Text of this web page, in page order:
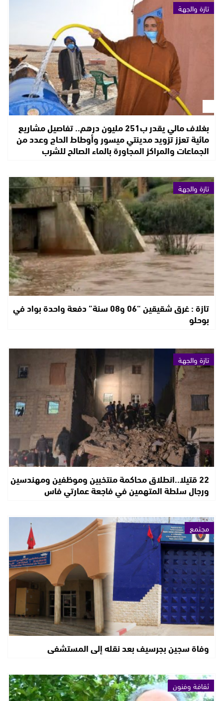
تازة والجهة
بغلاف مالي يقدر ب251 مليون درهم.. تفاصيل مشاريع
مائية تعزز تزويد مدينتي ميسور وأوطاط الحاج وعدد من
الجماعات والمراكز المجاورة بالماء الصالح للشرب
تازة والجهة
تازة : غرق شقيقين “06 و08 سنة” دفعة واحدة بواد في
بوحلو
تازة والجهة
22 قتيلا..انطلاق محاكمة منتخبين وموظفين ومهندسين
ورجال سلطة المتهمين في فاجعة عمارتي فاس
مجتمع
وفاة سجين بجرسيف بعد نقله إلى المستشفى
ثقافة وفنون